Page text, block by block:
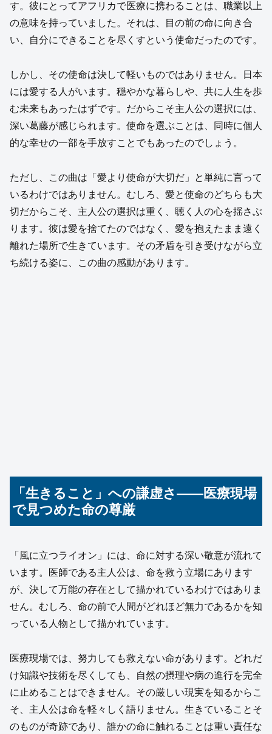
す。彼にとってアフリカで医療に携わることは、職業以上
の意味を持っていました。それは、目の前の命に向き合
い、自分にできることを尽くすという使命だったのです。
しかし、その使命は決して軽いものではありません。日本
には愛する人がいます。穏やかな暮らしや、共に人生を歩
む未来もあったはずです。だからこそ主人公の選択には、
深い葛藤が感じられます。使命を選ぶことは、同時に個人
的な幸せの一部を手放すことでもあったのでしょう。
ただし、この曲は「愛より使命が大切だ」と単純に言って
いるわけではありません。むしろ、愛と使命のどちらも大
切だからこそ、主人公の選択は重く、聴く人の心を揺さぶ
ります。彼は愛を捨てたのではなく、愛を抱えたまま遠く
離れた場所で生きています。その矛盾を引き受けながら立
ち続ける姿に、この曲の感動があります。
「生きること」への謙虚さ――医療現場
で見つめた命の尊厳
「風に立つライオン」には、命に対する深い敬意が流れて
います。医師である主人公は、命を救う立場にあります
が、決して万能の存在として描かれているわけではありま
せん。むしろ、命の前で人間がどれほど無力であるかを知
っている人物として描かれています。
医療現場では、努力しても救えない命があります。どれだ
け知識や技術を尽くしても、自然の摂理や病の進行を完全
に止めることはできません。その厳しい現実を知るからこ
そ、主人公は命を軽々しく語りません。生きていることそ
のものが奇跡であり、誰かの命に触れることは重い責任な